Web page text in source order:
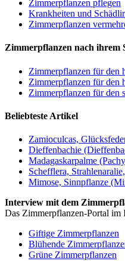
Zimmerpflanzen pflegen
Krankheiten und
Zimmerpflanzen
Zimmerpflanzen nach ihrem
Zimmerpflanzen für den
Zimmerpflanzen für den
Zimmerpflanzen für den
Beliebteste Artikel
Zamioculcas,
Dieffenbachie
Madagaskarpalme
Schefflera,
Mimose, Sinnpflanze
Interview mit dem
Das Zimmerpflanzen-Portal im
Giftige Zimmerpflanzen
Blühende
Grüne Zimmerpflanzen